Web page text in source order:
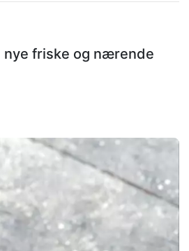
nye friske og nærende